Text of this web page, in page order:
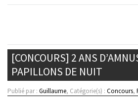
[CONCOURS] 2 ANS
PAPILLONS DE NUIT
Publié par : Guillaume, Catégorie(s) : Concours,